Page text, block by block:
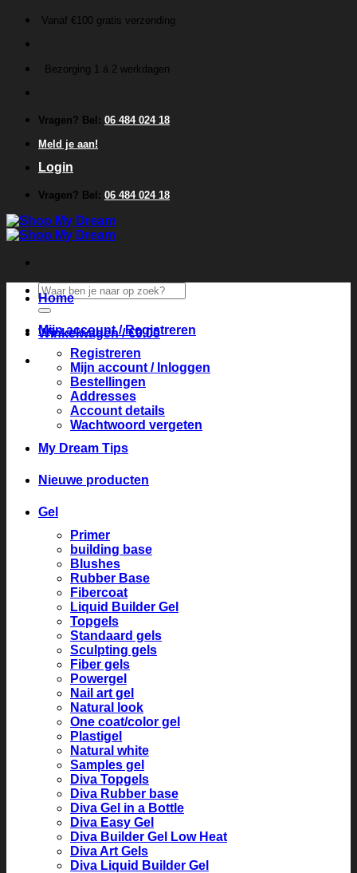
inhoud
Vanaf €100 gratis verzending
Bezorging 1 á 2 werkdagen
Vragen? Bel: 06 484 024 18
Meld je aan!
Login
Vragen? Bel: 06 484 024 18
Zoeken
naar:
Winkelwagen /€0.00
Home
Mijn account / Registreren
Registreren
Mijn account / Inloggen
Bestellingen
Addresses
Account details
Wachtwoord vergeten
My Dream Tips
Nieuwe producten
Gel
Primer
building base
Blushes
Rubber Base
Fibercoat
Liquid Builder Gel
Topgels
Standaard gels
Sculpting gels
Fiber gels
Powergel
Nail art gel
Natural look
One coat/color gel
Plastigel
Natural white
Samples gel
Diva Topgels
Diva Rubber base
Diva Gel in a Bottle
Diva Easy Gel
Diva Builder Gel Low Heat
Diva Art Gels
Diva Liquid Builder Gel